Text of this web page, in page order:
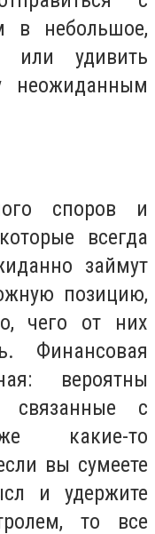
в небольшое,
или удивить
неожиданным
споров и
всегда
займут
позицию,
чего от них
Финансовая
вероятны
связанные с
какие-то
вы сумеете
и удержите
то все